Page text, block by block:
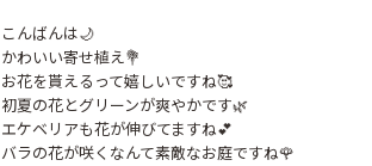
こんばんは🌙
かわいい寄せ植え💐
お花を貰えるって嬉しいですね🥰
初夏の花とグリーンが爽やかです🌿
エケベリアも花が伸びてますね💕︎
バラの花が咲くなんて素敵なお庭ですね🌹